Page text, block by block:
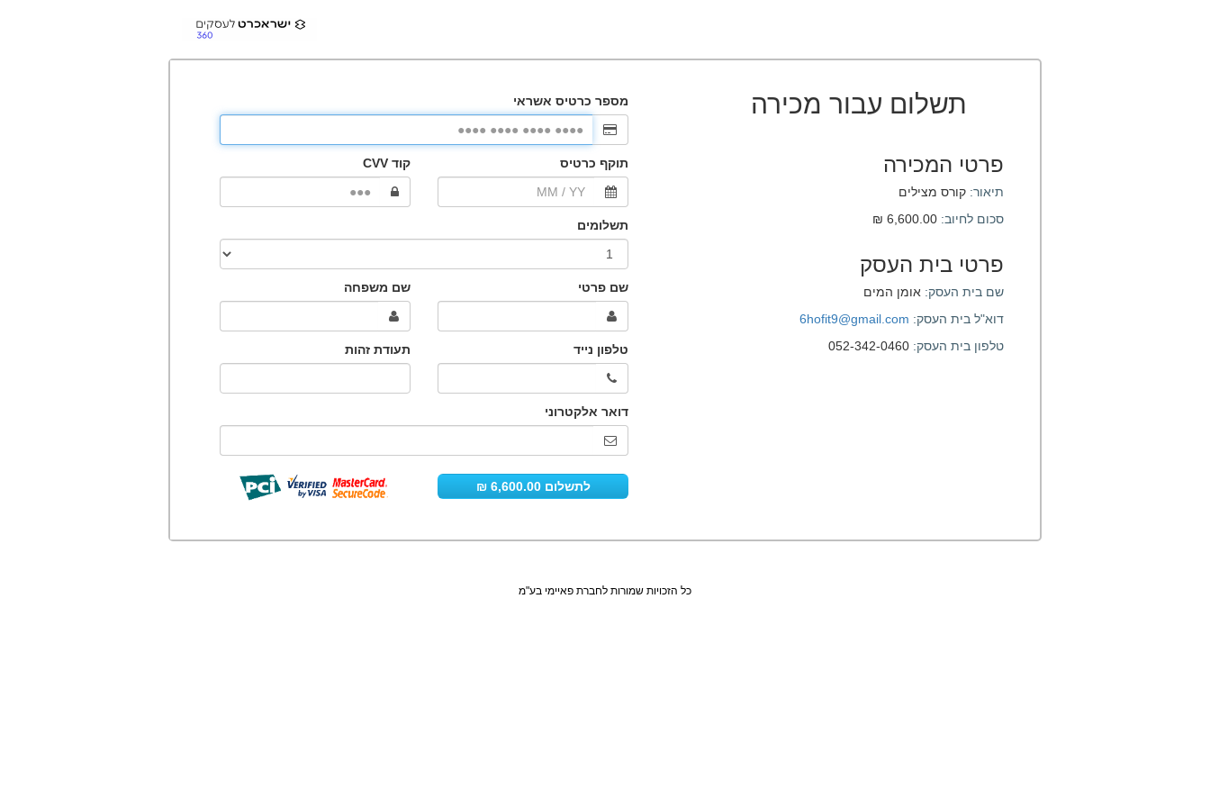
תשלום עבור מכירה
פרטי המכירה
תיאור: קורס מצילים
סכום לחיוב:
פרטי בית העסק
שם בית העסק: אומן המים
דוא"ל בית העסק: 6hofit9@gmail.com
טלפון בית העסק:
כל הזכויות שמורות לחברת פאיימי בע"מ